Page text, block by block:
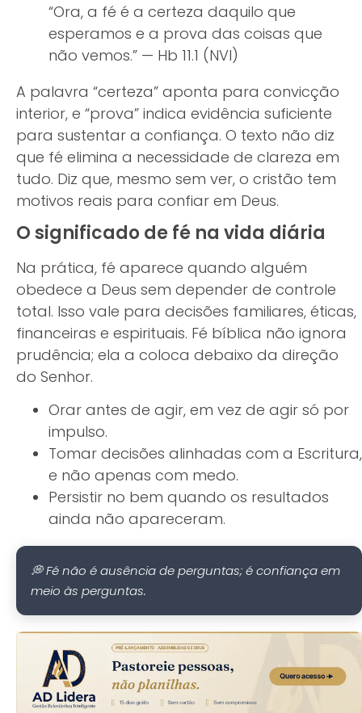
“Ora, a fé é a certeza daquilo que
esperamos e a prova das coisas que
não vemos.” — Hb 11.1 (NVI)
A palavra “certeza” aponta para convicção
interior, e “prova” indica evidência suficiente
para sustentar a confiança. O texto não diz
que fé elimina a necessidade de clareza em
tudo. Diz que, mesmo sem ver, o cristão tem
motivos reais para confiar em Deus.
O significado de fé na vida diária
Na prática, fé aparece quando alguém
obedece a Deus sem depender de controle
total. Isso vale para decisões familiares, éticas,
financeiras e espirituais. Fé bíblica não ignora
prudência; ela a coloca debaixo da direção
do Senhor.
Orar antes de agir, em vez de agir só por
impulso.
Tomar decisões alinhadas com a Escritura,
e não apenas com medo.
Persistir no bem quando os resultados
ainda não apareceram.
💭 Fé não é ausência de perguntas; é confiança em
meio às perguntas.